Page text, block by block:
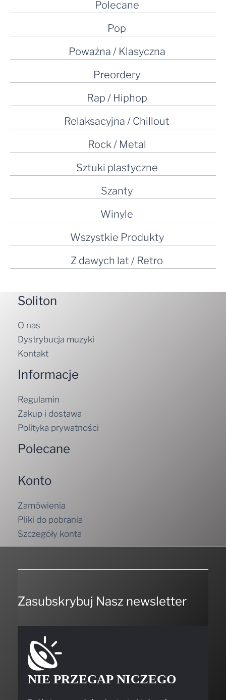
Polecane
Pop
Poważna / Klasyczna
Preordery
Rap / Hiphop
Relaksacyjna / Chillout
Rock / Metal
Sztuki plastyczne
Szanty
Winyle
Wszystkie Produkty
Z dawych lat / Retro
Soliton
O nas
Dystrybucja muzyki
Kontakt
Informacje
Regulamin
Zakup i dostawa
Polityka prywatności
Polecane
Konto
Zamówienia
Pliki do pobrania
Szczegóły konta
Zasubskrybuj Nasz newsletter
NIE PRZEGAP NICZEGO